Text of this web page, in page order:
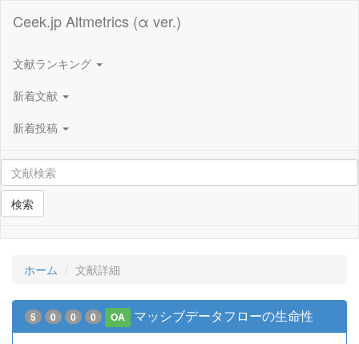
Ceek.jp Altmetrics (α ver.)
文献ランキング
新着文献
新着投稿
検索
ホーム 文献詳細
5 0 0 0 OA マッシブデータフローの生命性